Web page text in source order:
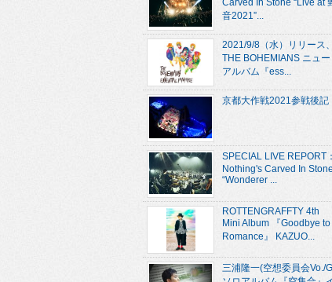
Carved In Stone “Live at
音2021”...
2021/9/8（水）リリース、
THE BOHEMIANS ニュー
アルバム『ess...
京都大作戦2021参戦後記
SPECIAL LIVE REPORT：
Nothing's Carved In Stone
“Wonderer ...
ROTTENGRAFFTY 4th
Mini Album 『Goodbye to
Romance』 KAZUO...
三浦隆一(空想委員会Vo./